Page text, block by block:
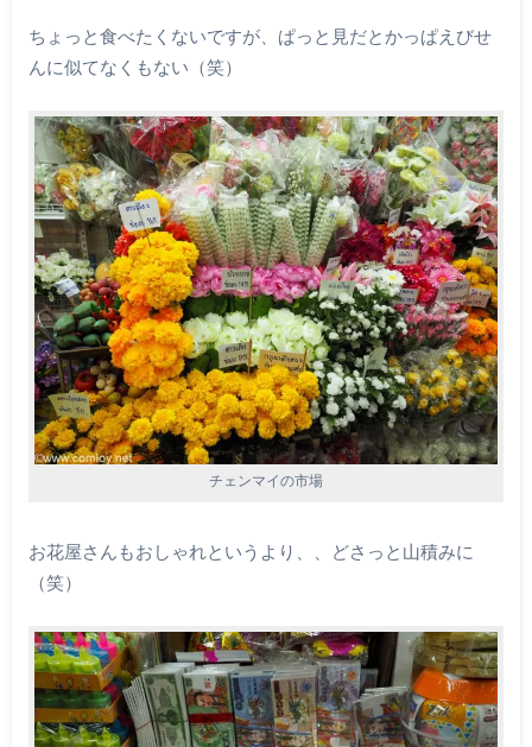
ちょっと食べたくないですが、ぱっと見だとかっぱえびせ
んに似てなくもない（笑）
チェンマイの市場
お花屋さんもおしゃれというより、、どさっと山積みに
（笑）